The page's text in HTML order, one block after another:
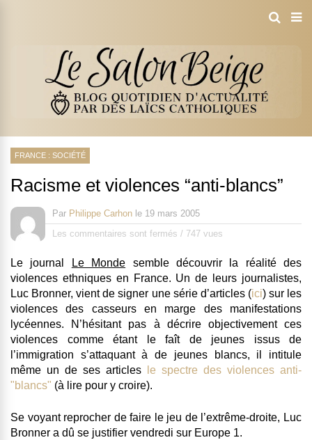
FRANCE : SOCIÉTÉ
Racisme et violences “anti-blancs”
Par Philippe Carhon le 19 mars 2005
Les commentaires sont fermés / 747 vues
Le journal Le Monde semble découvrir la réalité des
violences ethniques en France. Un de leurs journalistes,
Luc Bronner, vient de signer une série d’articles (ici) sur les
violences des casseurs en marge des manifestations
lycéennes. N’hésitant pas à décrire objectivement ces
violences comme étant le faît de jeunes issus de
l’immigration s’attaquant à de jeunes blancs, il intitule
même un de ses articles
le spectre des violences anti-
"blancs" (à lire pour y croire).
Se voyant reprocher de faire le jeu de l’extrême-droite, Luc
Bronner a dû se justifier vendredi sur Europe 1.